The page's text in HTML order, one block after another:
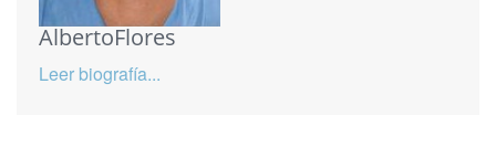
AlbertoFlores
Leer biografía...